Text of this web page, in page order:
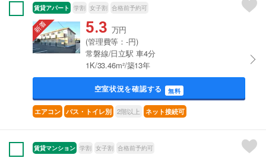
賃貸アパート 学割 女子割 合格前予約可
5.3 万円
(管理費等：-円)
常磐線/日立駅 車4分
1K/33.46m²/築13年
空室状況を確認する 無料
エアコン バス・トイレ別 2階以上 ネット接続可
賃貸マンション 学割 女子割 合格前予約可